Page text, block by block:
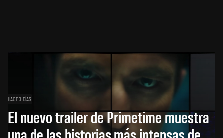
HACE 3 DÍAS
El nuevo trailer de Primetime muestra
una de las historias más intensas de